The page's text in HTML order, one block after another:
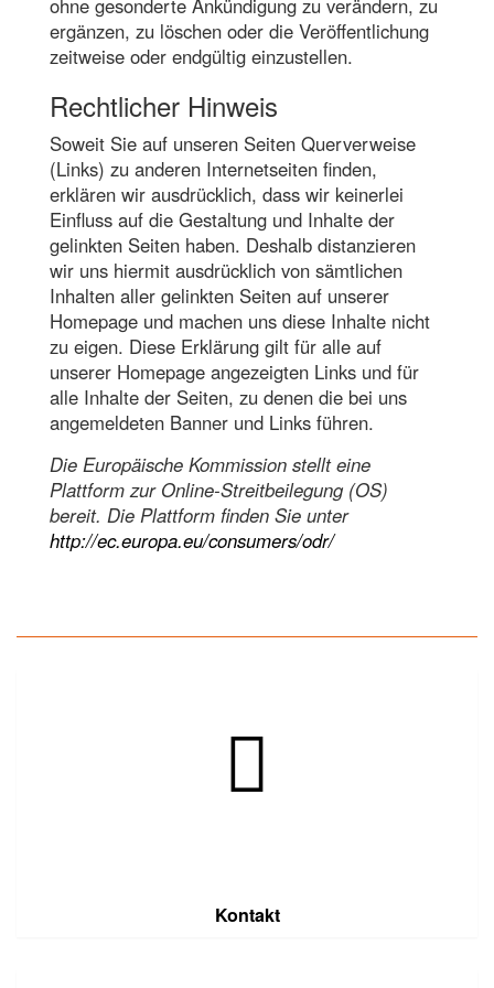
ohne gesonderte Ankündigung zu verändern, zu
ergänzen, zu löschen oder die Veröffentlichung
zeitweise oder endgültig einzustellen.
Rechtlicher Hinweis
Soweit Sie auf unseren Seiten Querverweise
(Links) zu anderen Internetseiten finden,
erklären wir ausdrücklich, dass wir keinerlei
Einfluss auf die Gestaltung und Inhalte der
gelinkten Seiten haben. Deshalb distanzieren
wir uns hiermit ausdrücklich von sämtlichen
Inhalten aller gelinkten Seiten auf unserer
Homepage und machen uns diese Inhalte nicht
zu eigen. Diese Erklärung gilt für alle auf
unserer Homepage angezeigten Links und für
alle Inhalte der Seiten, zu denen die bei uns
angemeldeten Banner und Links führen.
Die Europäische Kommission stellt eine
Plattform zur Online-Streitbeilegung (OS)
bereit. Die Plattform finden Sie unter
http://ec.europa.eu/consumers/odr/
Kontakt